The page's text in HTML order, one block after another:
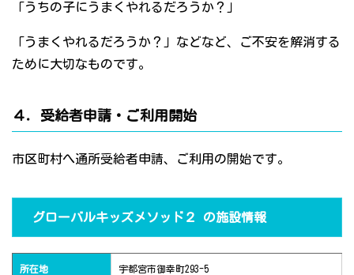
「うちの子にうまくやれるだろうか？」
「うまくやれるだろうか？」などなど、ご不安を解消する
ために大切なものです。
４．受給者申請・ご利用開始
市区町村へ通所受給者申請、ご利用の開始です。
グローバルキッズメソッド２ の施設情報
所在地 宇都宮市御幸町293-5